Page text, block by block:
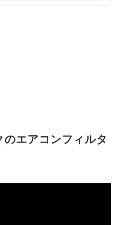
エアコンフィルタ